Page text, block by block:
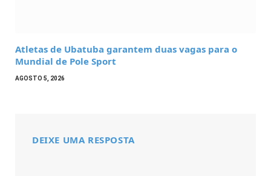
Atletas de Ubatuba garantem duas vagas para o
Mundial de Pole Sport
AGOSTO 5, 2026
DEIXE UMA RESPOSTA